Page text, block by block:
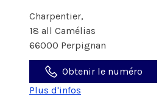
Charpentier,
18 all Camélias
66000 Perpignan
Obtenir le numéro
Plus d'infos